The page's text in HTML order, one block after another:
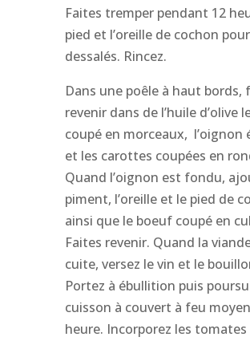
Faites tremper pendant 12
pied et l’oreille de cochon
dessalés. Rincez.
Dans une poêle à haut bords,
revenir dans de l’huile d’olive
coupé en morceaux, l’oignon
et les carottes coupées en
Quand l’oignon est fondu,
piment, l’oreille et le pied de
ainsi que le boeuf coupé en
Faites revenir. Quand la
cuite, versez le vin et le
Portez à ébullition puis
cuisson à couvert à feu
heure. Incorporez les tomates